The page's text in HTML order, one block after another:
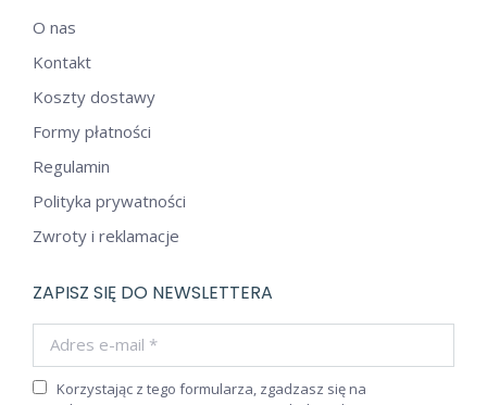
O nas
Kontakt
Koszty dostawy
Formy płatności
Regulamin
Polityka prywatności
Zwroty i reklamacje
ZAPISZ SIĘ DO NEWSLETTERA
Korzystając z tego formularza, zgadzasz się na